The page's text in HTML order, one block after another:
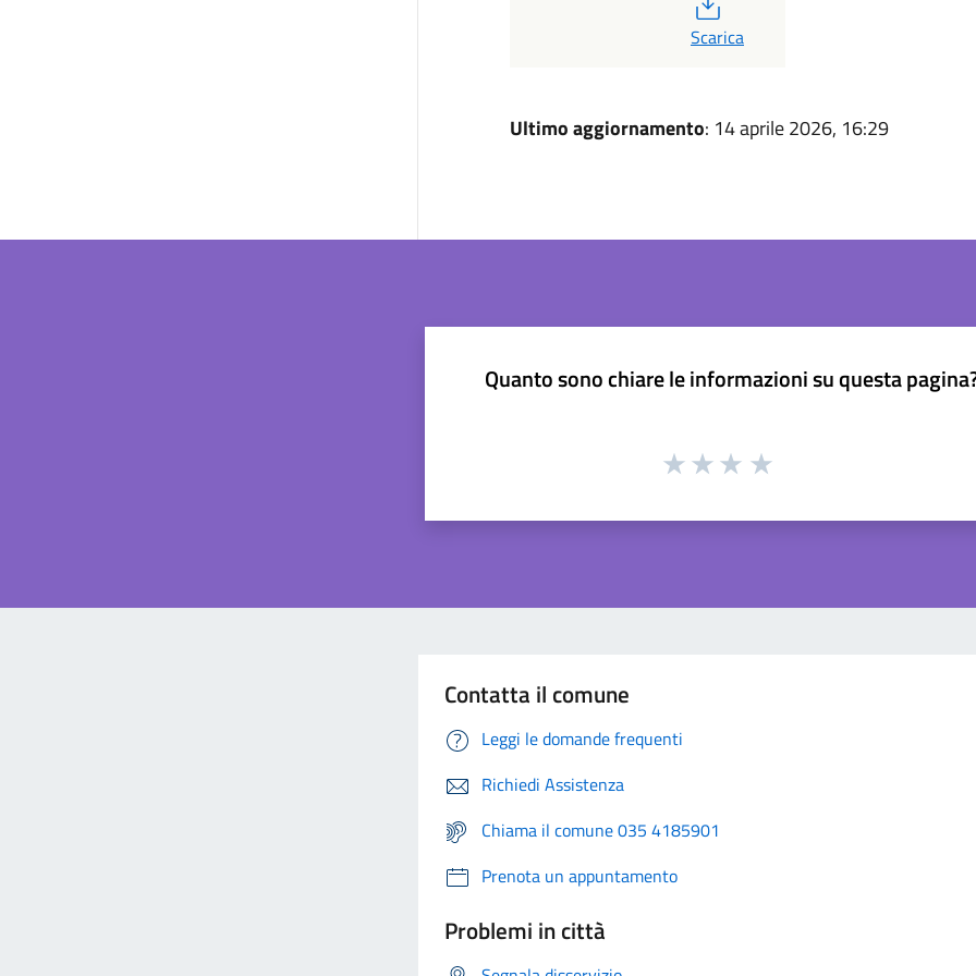
PDF
Scarica
Ultimo aggiornamento: 14 aprile 2026, 16:29
Quanto sono chiare le informazioni su questa
Contatta il comune
Leggi le domande frequenti
Richiedi Assistenza
Chiama il comune 035 4185901
Prenota un appuntamento
Problemi in città